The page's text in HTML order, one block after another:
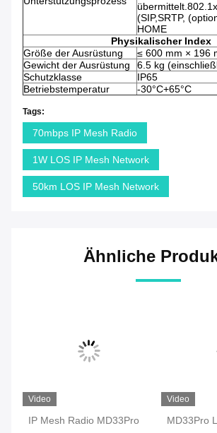
(SIP,SRTP,
HOME
Physikalischer Index
Größe der Ausrüstung
≤ 600 mm × 196
Gewicht der Ausrüstung
6.5 kg
Schutzklasse
IP65
Betriebstemperatur
-30°C+65°C
Tags:
70mbps IP Mesh Radio
1W LOS IP Mesh Network
50km LOS IP Mesh Network
Ähnliche
Video
IP Mesh Radio MD33Pro
Video
MD33Pro